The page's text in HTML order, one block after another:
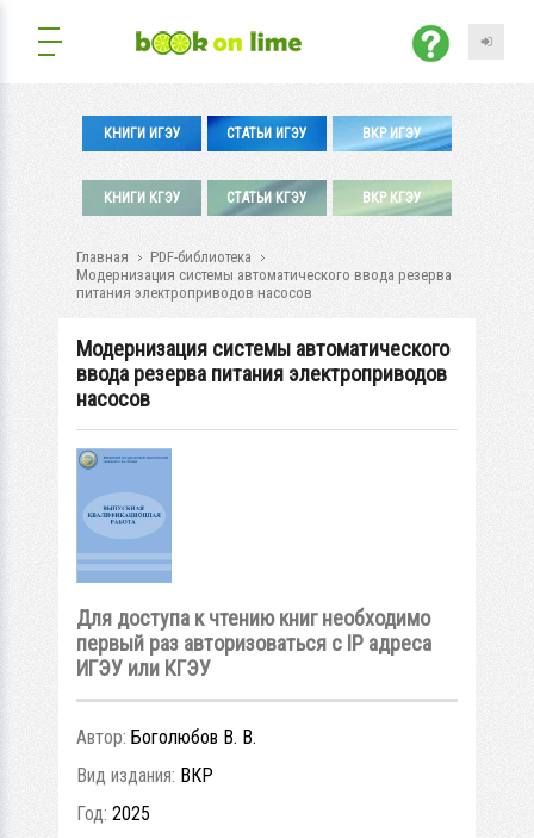
КНИГИ ИГЭУ СТАТЬИ ИГЭУ ВКР ИГЭУ
КНИГИ КГЭУ СТАТЬИ КГЭУ ВКР КГЭУ
Главная
PDF-библиотека
Модернизация системы автоматического ввода резерва
питания электроприводов насосов
Модернизация системы автоматического
ввода резерва питания электроприводов
насосов
Для доступа к чтению книг необходимо
первый раз авторизоваться с IP адреса
ИГЭУ или КГЭУ
Автор: Боголюбов В. В.
Вид издания: ВКР
Год: 2025